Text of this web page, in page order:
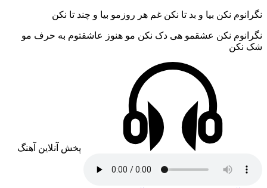
نگرانوم نکن بیا و بد تا نکن غم هر روزمو بیا و چند تا نکن
نگرانوم نکن عشقمو هی دک نکن مو هنوز عاشقتوم به حرف مو
شک نکن
پخش آنلاین آهنگ